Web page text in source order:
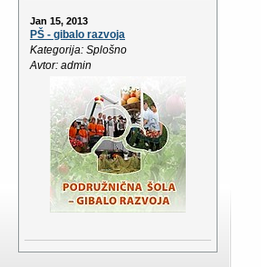
Jan 15, 2013
PŠ - gibalo razvoja
Kategorija: Splošno
Avtor: admin